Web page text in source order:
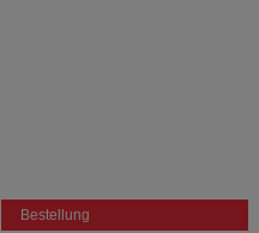
Bestellung